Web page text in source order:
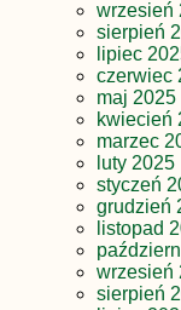
wrzesień
sierpień
lipiec
czerwiec
maj 2025
kwiecień
marzec
luty 2025
styczeń
grudzień
listopad
wrzesień
sierpień